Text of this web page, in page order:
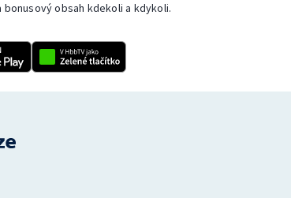
obsah kdekoli a kdykoli.